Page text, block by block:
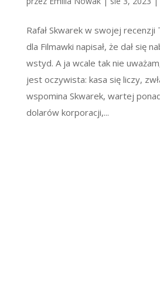
Rafał Skwarek w swojej recenzji
dla Filmawki napisał, że dał się
wstyd. A ja wcale tak nie
jest oczywista: kasa się liczy,
wspomina Skwarek, wartej
dolarów korporacji,...